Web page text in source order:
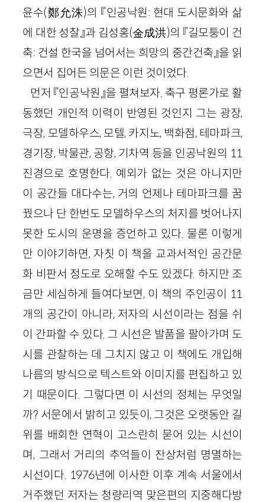
윤수(鄭允洙)의 『인공낙원: 현대 도시문화와 삶
에 대한 성찰』과 김성홍(金成洪)의 『길모퉁이 건
축: 건설 한국을 넘어서는 희망의 중간건축』을 읽
으면서 집어든 의문은 이런 것이었다.
먼저 『인공낙원』을 펼쳐보자. 축구 평론가로 활
동했던 개인적 이력이 반영된 것인지 그는 광장,
극장, 모델하우스, 모텔, 카지노, 백화점, 테마파크,
경기장, 박물관, 공항, 기차역 등을 인공낙원의 11
진경으로 호명한다. 예외가 없는 것은 아니지만
이 공간들 대다수는, 거의 언제나 테마파크를 꿈
꿨으나 단 한번도 모델하우스의 처지를 벗어나지
못한 도시의 운명을 증언하고 있다. 물론 이렇게
만 이야기하면, 자칫 이 책을 교과서적인 공간문
화 비판서 정도로 오해할 수도 있겠다. 하지만 조
금만 세심하게 들여다보면, 이 책의 주인공이 11
개의 공간이 아니라, 저자의 시선이라는 점을 쉬
이 간파할 수 있다. 그 시선은 발품을 팔아가며 도
시를 관찰하는 데 그치지 않고 이 책에도 개입해
나름의 방식으로 텍스트와 이미지를 편집하고 있
기 때문이다. 그렇다면 이 시선의 정체는 무엇일
까? 서문에서 밝히고 있듯이, 그것은 오랫동안 길
위를 배회한 연혁이 고스란히 묻어 있는 시선이
며, 그래서 거리의 추억들이 잔상처럼 명멸하는
시선이다. 1976년에 이사한 이후 계속 서울에서
거주했던 저자는 청량리역 맞은편의 지중해다방